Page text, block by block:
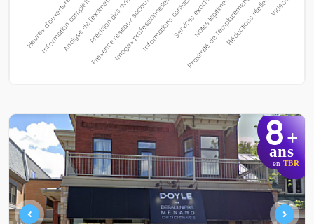
8+
ans
en TBR